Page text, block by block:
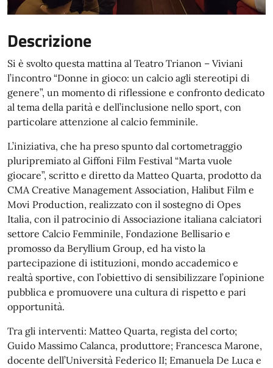
Descrizione
Si è svolto questa mattina al Teatro Trianon – Viviani
l’incontro “Donne in gioco: un calcio agli stereotipi di
genere”, un momento di riflessione e confronto dedicato
al tema della parità e dell’inclusione nello sport, con
particolare attenzione al calcio femminile.
L’iniziativa, che ha preso spunto dal cortometraggio
pluripremiato al Giffoni Film Festival “Marta vuole
giocare”, scritto e diretto da Matteo Quarta, prodotto da
CMA Creative Management Association, Halibut Film e
Movi Production, realizzato con il sostegno di Opes
Italia, con il patrocinio di Associazione italiana calciatori
settore Calcio Femminile, Fondazione Bellisario e
promosso da Beryllium Group, ed ha visto la
partecipazione di istituzioni, mondo accademico e
realtà sportive, con l’obiettivo di sensibilizzare l’opinione
pubblica e promuovere una cultura di rispetto e pari
opportunità.
Tra gli interventi: Matteo Quarta, regista del corto;
Guido Massimo Calanca, produttore; Francesca Marone,
docente dell’Università Federico II; Emanuela De Luca e